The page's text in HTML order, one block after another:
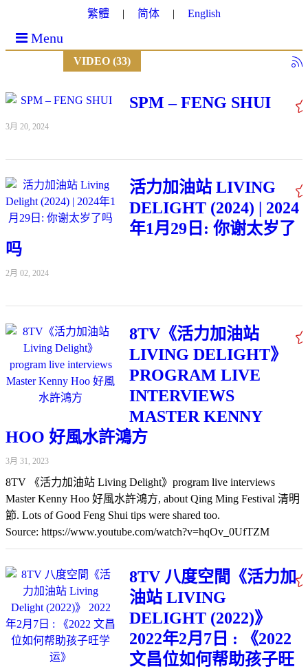
繁體 简体 English
Menu
VIDEO (33)
SPM – FENG SHUI
3月 20, 2024
活力加油站 LIVING
DELIGHT (2024) | 2024
年1月29日: 你谢太岁了
吗
2月 02, 2024
8TV《活力加油站
LIVING DELIGHT》
PROGRAM LIVE
INTERVIEWS
MASTER KENNY
HOO 好風水許鴻方
3月 31, 2023
8TV 《活力加油站 Living Delight》program live interviews
Master Kenny Hoo 好風水許鴻方, about Qing Ming Festival 清明
節. Lots of Good Feng Shui tips were shared too.
Source: https://www.youtube.com/watch?v=hqOv_0UfTZM
8TV 八度空間《活力加
油站 LIVING
DELIGHT (2022)》
2022年2月7日 : 《2022
文昌位如何帮助孩子旺